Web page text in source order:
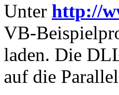
Unter http://
VB-
laden. Die
auf die